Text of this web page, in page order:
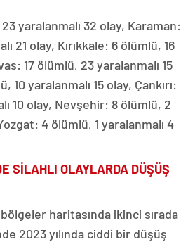
yaralanmalı 32 olay, Karaman:
21 olay, Kırıkkale: 6 ölümlü, 16
17 ölümlü, 23 yaralanmalı 15
10 yaralanmalı 15 olay, Çankırı:
10 olay, Nevşehir: 8 ölümlü, 2
4 ölümlü, 1 yaralanmalı 4
SİLAHLI OLAYLARDA DÜŞÜŞ
haritasında ikinci sırada
2023 yılında ciddi bir düşüş